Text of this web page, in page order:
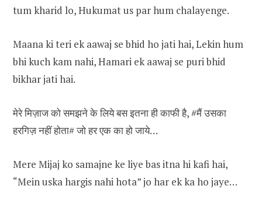
tum kharid lo, Hukumat us par hum chalayenge.
Maana ki teri ek aawaj se bhid ho jati hai, Lekin hum
bhi kuch kam nahi, Hamari ek aawaj se puri bhid
bikhar jati hai.
मेरे मिज़ाज को समझने के लिये बस इतना ही काफी है, #मैं उसका
हरगिज़ नहीं होता# जो हर एक का हो जाये…
Mere Mijaj ko samajne ke liye bas itna hi kafi hai,
“Mein uska hargis nahi hota” jo har ek ka ho jaye…